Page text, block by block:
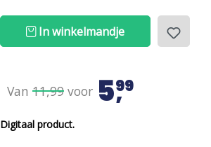
In winkelmandje
Van 11,99 voor 599
Digitaal product.